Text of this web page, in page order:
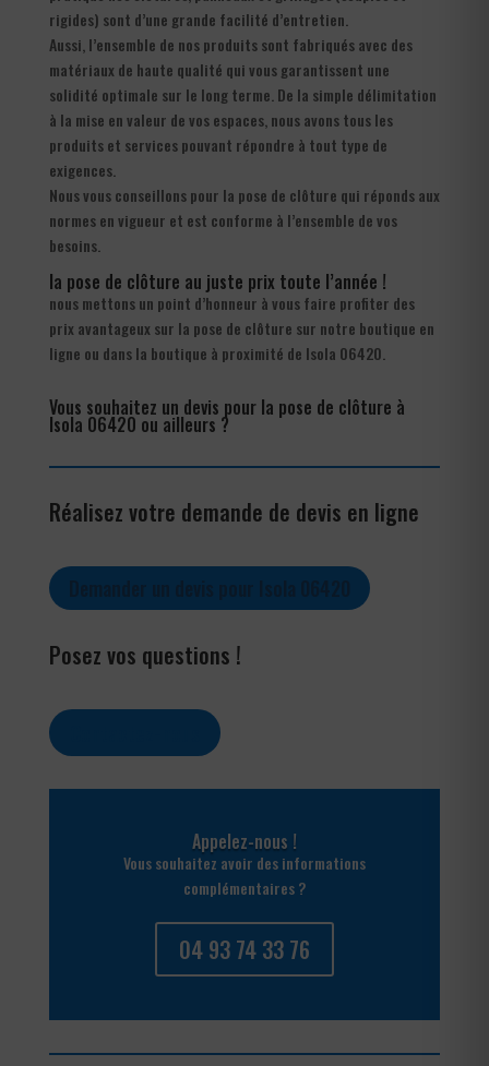
rigides) sont d’une grande facilité d’entretien.
Aussi, l’ensemble de nos produits sont fabriqués avec des
matériaux de haute qualité qui vous garantissent une
solidité optimale sur le long terme. De la simple délimitation
à la mise en valeur de vos espaces, nous avons tous les
produits et services pouvant répondre à tout type de
exigences.
Nous vous conseillons pour la pose de clôture qui réponds aux
normes en vigueur et est conforme à l’ensemble de vos
besoins.
la pose de clôture au juste prix toute l’année !
nous mettons un point d’honneur à vous faire profiter des
prix avantageux sur la pose de clôture sur notre boutique en
ligne ou dans la boutique à proximité de Isola 06420.
Vous souhaitez un devis pour la pose de clôture à
Isola 06420 ou ailleurs ?
Réalisez votre demande de devis en ligne
Posez vos questions !
Appelez-nous !
Vous souhaitez avoir des informations
complémentaires ?
04 93 74 33 76